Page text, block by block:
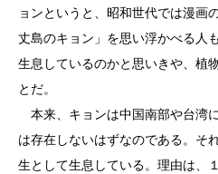
ョンというと、昭和世代では漫画
丈島のキョン」を思い浮かべる人
生息しているのかと思いきや、植
とだ。
本来、キョンは中国南部や台湾
は存在しないはずなのである。そ
生として生息している。理由は、